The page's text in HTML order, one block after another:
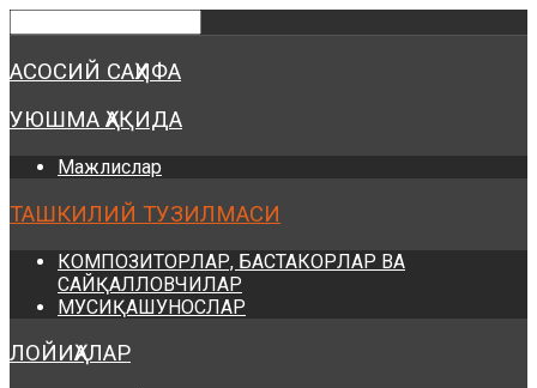
АСОСИЙ САҲИФА
УЮШМА ҲАҚИДА
Мажлислар
ТАШКИЛИЙ ТУЗИЛМАСИ
КОМПОЗИТОРЛАР, БАСТАКОРЛАР ВА
САЙҚАЛЛОВЧИЛАР
МУСИҚАШУНОСЛАР
ЛОЙИҲАЛАР
Предыдущий
год
Предыдущий
месяц
Следующий
год
Следующий
месяц